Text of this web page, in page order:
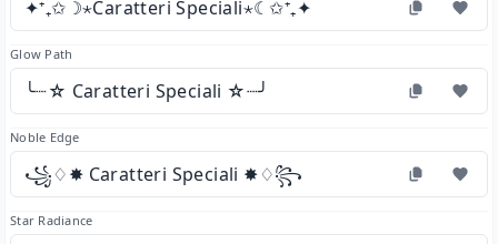
✦⁺₊✩☽⋆Caratteri Speciali⋆☾✩⁺₊✦
Glow Path
╰┈☆ Caratteri Speciali ☆┈╯
Noble Edge
꧁♢✸ Caratteri Speciali ✸♢꧂
Star Radiance